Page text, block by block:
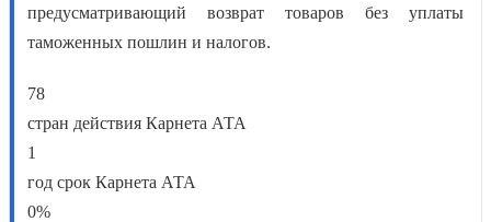
предусматривающий возврат товаров без уплаты
таможенных пошлин и налогов.
78
стран действия Карнета АТА
1
год срок Карнета АТА
0%